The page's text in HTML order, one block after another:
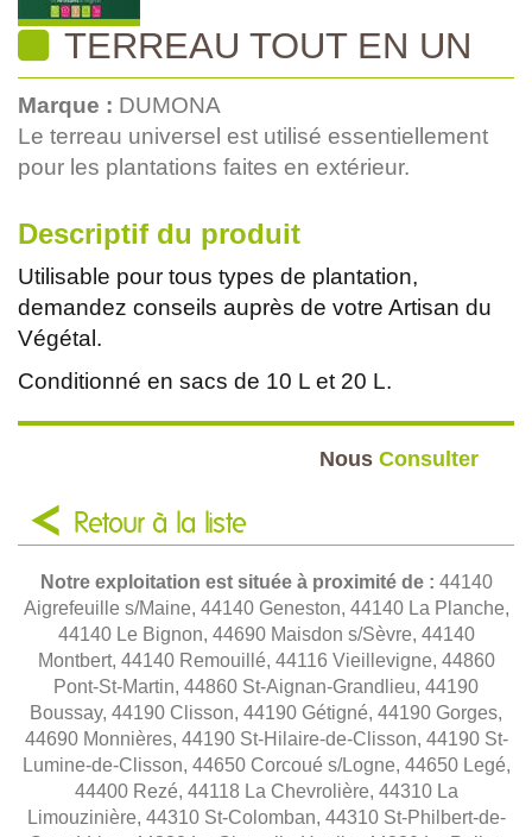
TERREAU TOUT EN UN
Marque : DUMONA
Le terreau universel est utilisé essentiellement
pour les plantations faites en extérieur.
Descriptif du produit
Utilisable pour tous types de plantation,
demandez conseils auprès de votre Artisan du
Végétal.
Conditionné en sacs de 10 L et 20 L.
Nous Consulter
Retour à la liste
Notre exploitation est située à proximité de : 44140
Aigrefeuille s/Maine, 44140 Geneston, 44140 La Planche,
44140 Le Bignon, 44690 Maisdon s/Sèvre, 44140
Montbert, 44140 Remouillé, 44116 Vieillevigne, 44860
Pont-St-Martin, 44860 St-Aignan-Grandlieu, 44190
Boussay, 44190 Clisson, 44190 Gétigné, 44190 Gorges,
44690 Monnières, 44190 St-Hilaire-de-Clisson, 44190 St-
Lumine-de-Clisson, 44650 Corcoué s/Logne, 44650 Legé,
44400 Rezé, 44118 La Chevrolière, 44310 La
Limouzinière, 44310 St-Colomban, 44310 St-Philbert-de-